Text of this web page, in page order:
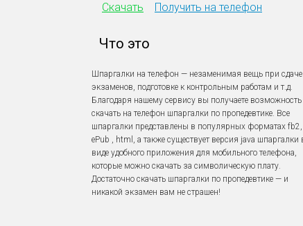
Скачать Получить на телефон
Что это
Шпаргалки на телефон — незаменимая вещь при сдаче
экзаменов, подготовке к контрольным работам и т.д.
Благодаря нашему сервису вы получаете возможность
скачать на телефон шпаргалки по пропедевтике. Все
шпаргалки представлены в популярных форматах
ePub , html, а также существует версия java шпаргалки
виде удобного приложения для мобильного телефона,
которые можно скачать за символическую плату.
Достаточно скачать шпаргалки по пропедевтике — и
никакой экзамен вам не страшен!